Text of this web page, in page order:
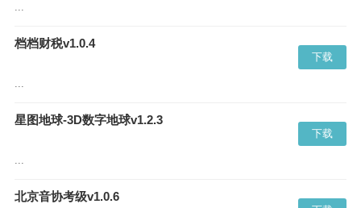
...
档档财税v1.0.4
...
下载
星图地球-3D数字地球v1.2.3
...
下载
北京音协考级v1.0.6